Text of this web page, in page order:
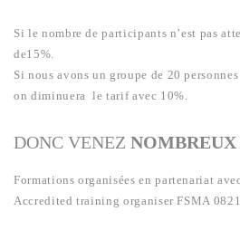
Si le nombre de participants n’est pas
de15%.
Si nous avons un groupe de 20
on diminuera le tarif avec 10%.
DONC VENEZ NOMBREUX
Formations organisées en partenariat
Accredited training organiser FSMA